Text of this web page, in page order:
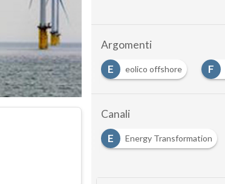
Argomenti
E
eolico E eolico offshore F
Canali
E
Energy Transformation